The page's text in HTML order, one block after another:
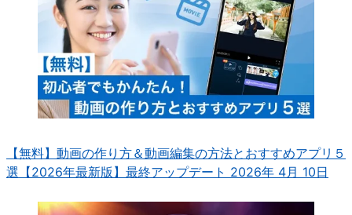
【無料】動画の作り方＆動画編集の方法とおすすめアプリ５
選【2026年最新版】 最終アップデート 2026年 4月 10日